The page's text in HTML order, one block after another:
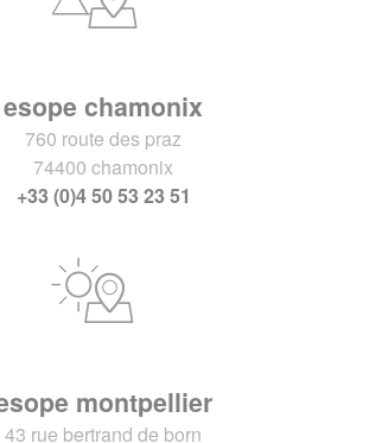
esope chamonix
760 route des praz
74400 chamonix
+33 (0)4 50 53 23 51
montpellier
43 rue bertrand de born